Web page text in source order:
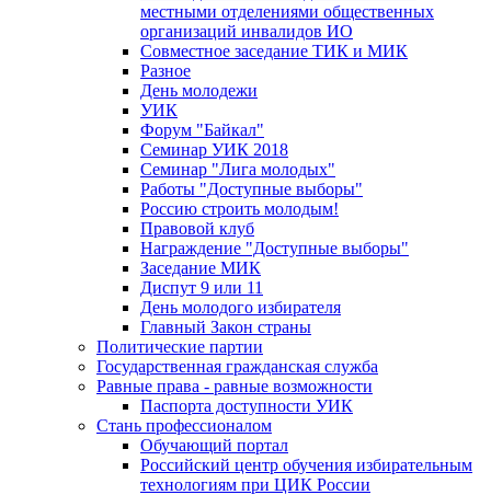
местными отделениями общественных
организаций инвалидов ИО
Совместное заседание ТИК и МИК
Разное
День молодежи
УИК
Форум "Байкал"
Семинар УИК 2018
Семинар "Лига молодых"
Работы "Доступные выборы"
Россию строить молодым!
Правовой клуб
Награждение "Доступные выборы"
Заседание МИК
Диспут 9 или 11
День молодого избирателя
Главный Закон страны
Политические партии
Государственная гражданская служба
Равные права - равные возможности
Паспорта доступности УИК
Стань профессионалом
Обучающий портал
Российский центр обучения избирательным
технологиям при ЦИК России